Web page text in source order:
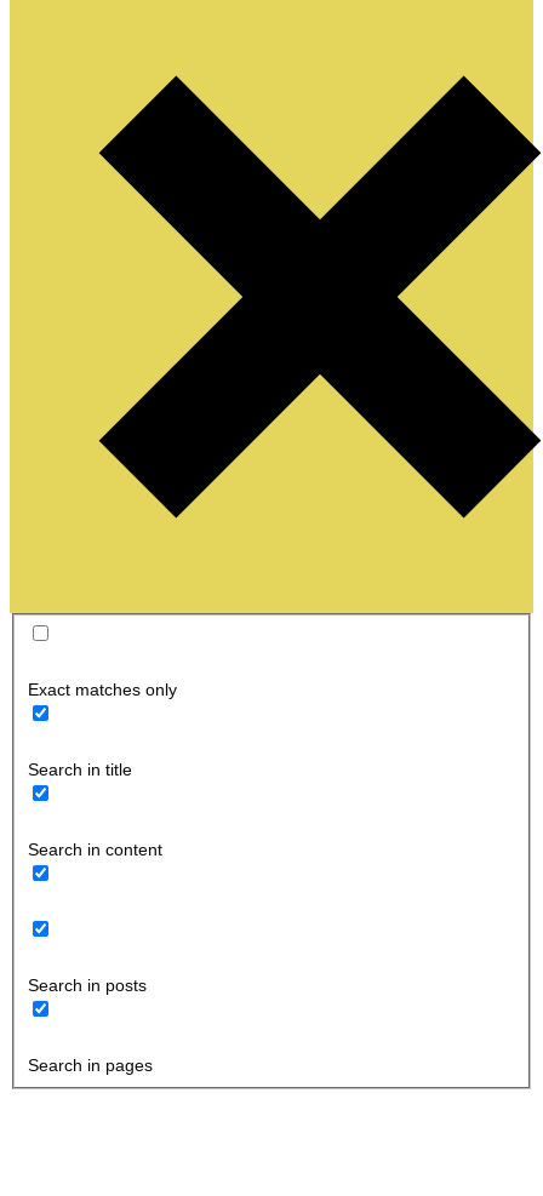
Exact matches only
Search in title
Search in content
Search in posts
Search in pages